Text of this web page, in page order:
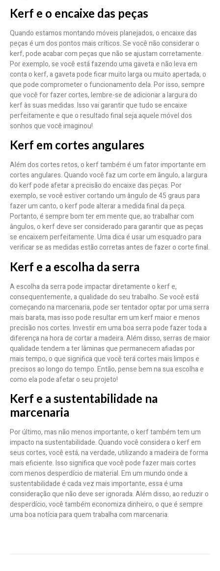
Kerf e o encaixe das peças
Quando estamos montando móveis planejados, o encaixe das
peças é um dos pontos mais críticos. Se você não considerar o
kerf, pode acabar com peças que não se ajustam corretamente.
Por exemplo, se você está fazendo uma gaveta e não leva em
conta o kerf, a gaveta pode ficar muito larga ou muito apertada, o
que pode comprometer o funcionamento dela. Por isso, sempre
que você for fazer cortes, lembre-se de adicionar a largura do
kerf às suas medidas. Isso vai garantir que tudo se encaixe
perfeitamente e que o resultado final seja aquele móvel dos
sonhos que você imaginou!
Kerf em cortes angulares
Além dos cortes retos, o kerf também é um fator importante em
cortes angulares. Quando você faz um corte em ângulo, a largura
do kerf pode afetar a precisão do encaixe das peças. Por
exemplo, se você estiver cortando um ângulo de 45 graus para
fazer um canto, o kerf pode alterar a medida final da peça.
Portanto, é sempre bom ter em mente que, ao trabalhar com
ângulos, o kerf deve ser considerado para garantir que as peças
se encaixem perfeitamente. Uma dica é usar um esquadro para
verificar se as medidas estão corretas antes de fazer o corte final.
Kerf e a escolha da serra
A escolha da serra pode impactar diretamente o kerf e,
consequentemente, a qualidade do seu trabalho. Se você está
começando na marcenaria, pode ser tentador optar por uma serra
mais barata, mas isso pode resultar em um kerf maior e menos
precisão nos cortes. Investir em uma boa serra pode fazer toda a
diferença na hora de cortar a madeira. Além disso, serras de maior
qualidade tendem a ter lâminas que permanecem afiadas por
mais tempo, o que significa que você terá cortes mais limpos e
precisos ao longo do tempo. Então, pense bem na sua escolha e
como ela pode afetar o seu projeto!
Kerf e a sustentabilidade na
marcenaria
Por último, mas não menos importante, o kerf também tem um
impacto na sustentabilidade. Quando você considera o kerf em
seus cortes, você está, na verdade, utilizando a madeira de forma
mais eficiente. Isso significa que você pode fazer mais cortes
com menos desperdício de material. Em um mundo onde a
sustentabilidade é cada vez mais importante, essa é uma
consideração que não deve ser ignorada. Além disso, ao reduzir o
desperdício, você também economiza dinheiro, o que é sempre
uma boa notícia para quem trabalha com marcenaria.